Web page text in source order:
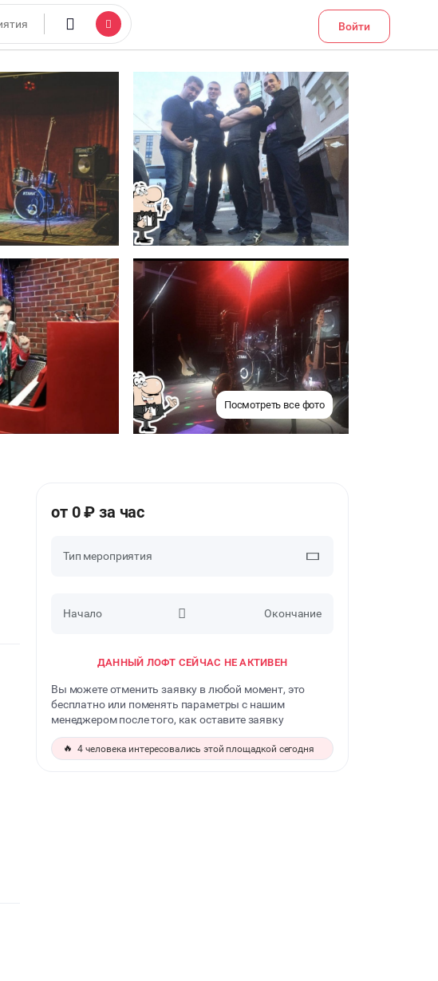
Войти
Посмотреть все фото
от 0 ₽ за час
Тип мероприятия
ДЕНЬ РОЖДЕНИЯ
ДЕВИЧНИК
Начало Окончание
ДАННЫЙ ЛОФТ СЕЙЧАС НЕ АКТИВЕН
Вы можете отменить заявку в любой момент, это
бесплатно или поменять параметры с нашим
менеджером после того, как оставите заявку
🔥 4 человека интересовались этой площадкой сегодня